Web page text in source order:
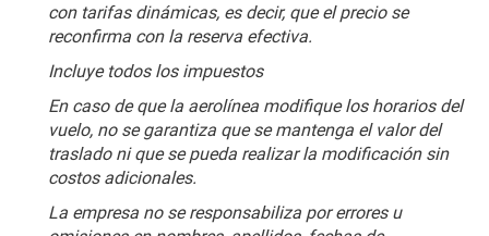
con tarifas dinámicas, es decir, que el precio se
reconfirma con la reserva efectiva.
﻿Incluye todos los impuestos
En caso de que la aerolínea modifique los horarios del
vuelo, no se garantiza que se mantenga el valor del
traslado ni que se pueda realizar la modificación sin
costos adicionales.
La empresa no se responsabiliza por errores u